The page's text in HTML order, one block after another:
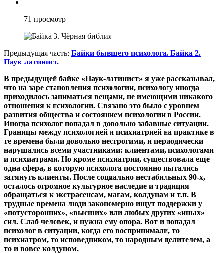
71 просмотр
Предыдущая часть: Байки бывшего психолога. Байка 2.
Паук-латинист.
В предыдущей байке «Паук-латинист» я уже рассказывал,
что на заре становления психологии, психологу иногда
приходилось заниматься вещами, не имеющими никакого
отношения к психологии. Связано это было с уровнем
развития общества и состоянием психологии в России.
Иногда психолог попадал в довольно забавные ситуации.
Границы между психологией и психиатрией на практике в
те времена были довольно нестрогими, и периодически
нарушались всеми участниками: клиентами, психологами
и психиатрами. Но кроме психиатрии, существовала еще
одна сфера, в которую психолога постоянно пытались
затянуть клиенты. После социально нестабильных 90-х,
осталось огромное культурное наследие и традиция
обращаться к экстрасенсам, магам, колдунам и т.п. В
трудные времена люди закономерно ищут поддержки у
«потусторонних», «высших» или любых других «иных»
сил. Слаб человек, и нужна ему опора. Вот и попадал
психолог в ситуации, когда его воспринимали, то
психиатром, то исповедником, то народным целителем, а
то и вовсе колдуном.